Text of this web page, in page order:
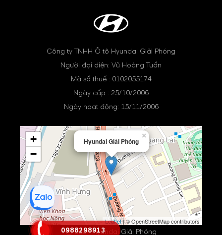
Công ty TNHH Ô tô Hyundai Giải Phóng
Người đại diện: Vũ Hoàng Tuấn
Mã số thuế : 0102055174
Ngày cấp : 25/10/2006
Ngày hoạt động: 15/11/2006
Hyundai Giải Phóng
×
+
−
Leaflet| © OpenStreetMap contributors
ⓒ 2024 Hyundai Giải Phóng
0988298913